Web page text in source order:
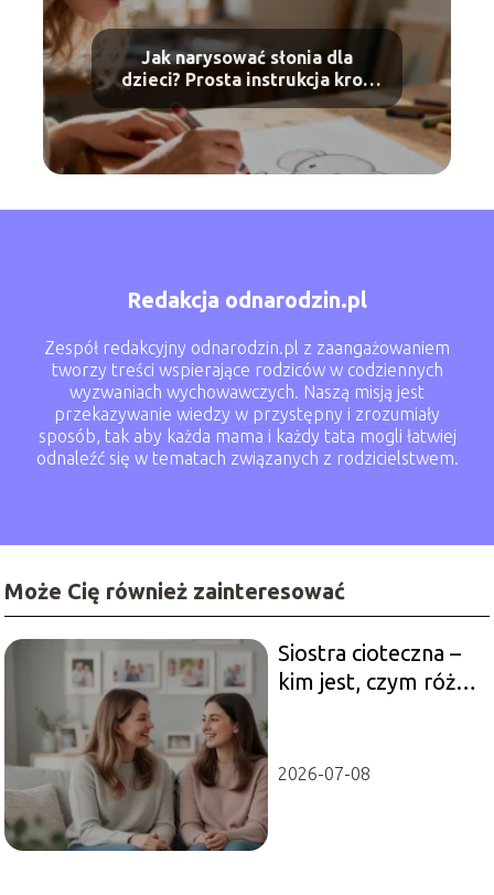
Jak narysować słonia dla
dzieci? Prosta instrukcja krok
po kroku
Redakcja odnarodzin.pl
Zespół redakcyjny odnarodzin.pl z zaangażowaniem
tworzy treści wspierające rodziców w codziennych
wyzwaniach wychowawczych. Naszą misją jest
przekazywanie wiedzy w przystępny i zrozumiały
sposób, tak aby każda mama i każdy tata mogli łatwiej
odnaleźć się w tematach związanych z rodzicielstwem.
Może Cię również zainteresować
Siostra cioteczna –
kim jest, czym różni
2026-07-08